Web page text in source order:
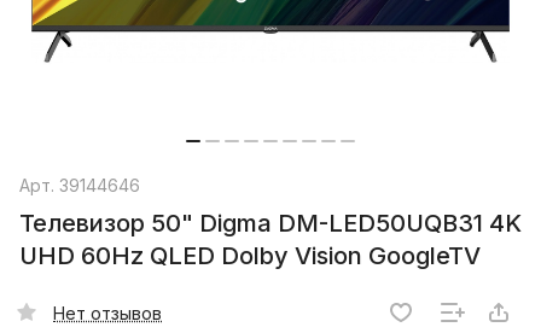
Арт. 39144646
Телевизор 50" Digma DM-LED50UQB31 4K
UHD 60Hz QLED Dolby Vision GoogleTV
Нет отзывов